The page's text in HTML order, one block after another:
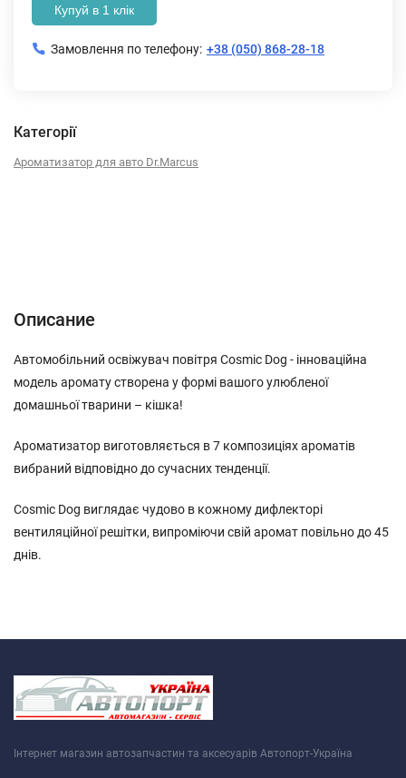
Купуй в 1 клік
Замовлення по телефону: +38 (050) 868-28-18
Категорії
Ароматизатор для авто Dr.Marcus
Описание
Автомобільний освіжувач повітря Cosmic Dog - інноваційна
модель аромату створена у формі вашого улюбленої
домашньої тварини – кішка!
Ароматизатор виготовляється в 7 композиціях ароматів
вибраний відповідно до сучасних тенденції.
Cosmic Dog виглядає чудово в кожному дифлекторі
вентиляційної решітки, випроміючи свій аромат повільно до 45
днів.
Інтернет магазин автозапчастин та аксесуарів Автопорт-Україна